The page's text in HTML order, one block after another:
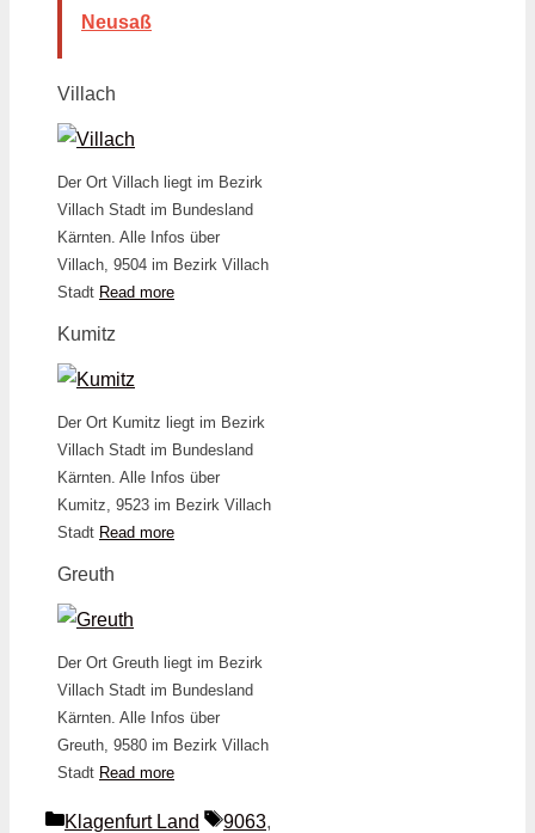
Neusaß
Villach
Der Ort Villach liegt im Bezirk
Villach Stadt im Bundesland
Kärnten. Alle Infos über
Villach, 9504 im Bezirk Villach
Stadt Read more
Kumitz
Der Ort Kumitz liegt im Bezirk
Villach Stadt im Bundesland
Kärnten. Alle Infos über
Kumitz, 9523 im Bezirk Villach
Stadt Read more
Greuth
Der Ort Greuth liegt im Bezirk
Villach Stadt im Bundesland
Kärnten. Alle Infos über
Greuth, 9580 im Bezirk Villach
Stadt Read more
Kategorien
Klagenfurt Land Schlagwörter
9063,